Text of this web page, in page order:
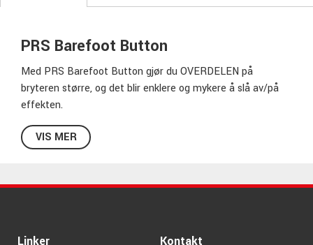
PRS Barefoot Button
Med PRS Barefoot Button gjør du OVERDELEN på
bryteren større, og det blir enklere og mykere å slå av/på
effekten.
Perfekt for deg som spiller uten sko.
PRS - Kvalitet & innovasjon utover det
vanlige!
synonymt med banebrytende kvalitet, innovative løsninger
VIS MER
Linker Kontakt